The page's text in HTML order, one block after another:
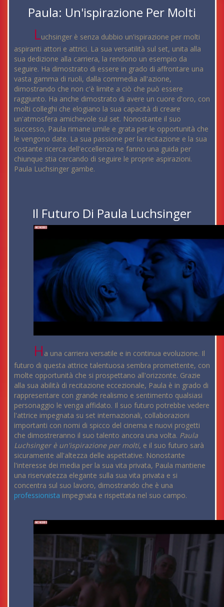
Paula: Un'ispirazione Per Molti
Luchsinger è senza dubbio un'ispirazione per molti
aspiranti attori e attrici. La sua versatilità sul set, unita alla
sua dedizione alla carriera, la rendono un esempio da
seguire. Ha dimostrato di essere in grado di affrontare una
vasta gamma di ruoli, dalla commedia all'azione,
dimostrando che non c'è limite a ciò che può essere
raggiunto. Ha anche dimostrato di avere un cuore d'oro, con
molti colleghi che elogiano la sua capacità di creare
un'atmosfera amichevole sul set. Nonostante il suo
successo, Paula rimane umile e grata per le opportunità che
le vengono date. La sua passione per la recitazione e la sua
costante ricerca dell'eccellenza ne fanno una guida per
chiunque stia cercando di seguire le proprie aspirazioni.
Paula Luchsinger gambe.
Il Futuro Di Paula Luchsinger
H a una carriera versatile e in continua evoluzione. Il
futuro di questa attrice talentuosa sembra promettente, con
molte opportunità che si prospettano all'orizzonte. Grazie
alla sua abilità di recitazione eccezionale, Paula è in grado di
rappresentare con grande realismo e sentimento qualsiasi
personaggio le venga affidato. Il suo futuro potrebbe vedere
l'attrice impegnata su set internazionali, collaborazioni
importanti con nomi di spicco del cinema e nuovi progetti
che dimostreranno il suo talento ancora una volta. Paula
Luchsinger è un'ispirazione per molti, e il suo futuro sarà
sicuramente all'altezza delle aspettative. Nonostante
l'interesse dei media per la sua vita privata, Paula mantiene
una riservatezza elegante sulla sua vita privata e si
concentra sul suo lavoro, dimostrando che è una
professionista impegnata e rispettata nel suo campo.